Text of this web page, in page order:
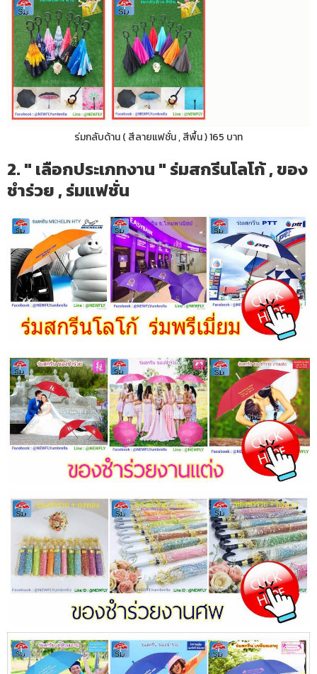
ร่มกลับด้าน ( สีลายแฟชั่น , สีพื้น ) 165 บาท
2. " เลือกประเภทงาน " ร่มสกรีนโลโก้ , ของ
ชำร่วย , ร่มแฟชั่น